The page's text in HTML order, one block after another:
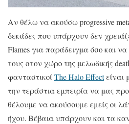
Αν θέλω να ακούσω progressive
δεκάδες που υπάρχουν δεν
Flames για παράδειγμα όσο και
τους στον χώρο της μελωδικής
φανταστικοίThe Halo Effectείναι
την τεράστια εμπειρία να μας
θέλουμε να ακούσουμε εμείς οι
ήχου. Βέβαια υπάρχουν και τα